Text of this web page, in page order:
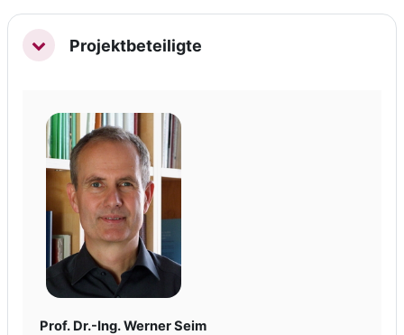
EinklappenProjektbeteiligte
Prof. Dr.-Ing. Werner Seim